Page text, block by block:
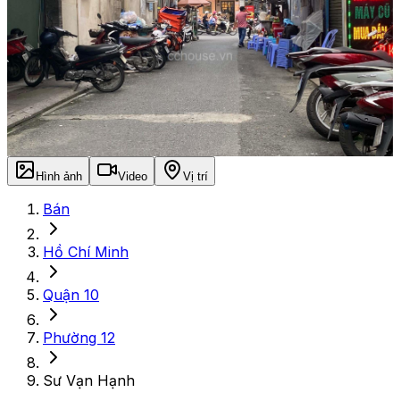
Hình ảnh Video Vị trí
Bán
Hồ Chí Minh
Quận 10
Phường 12
Sư Vạn Hạnh